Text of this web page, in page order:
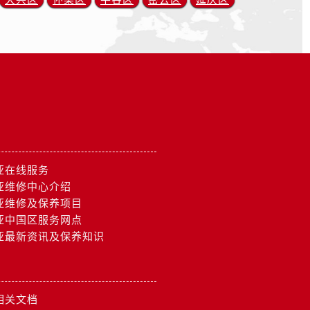
在线服务
维修中心介绍
维修及保养项目
中国区服务网点
最新资讯及保养知识
关文档